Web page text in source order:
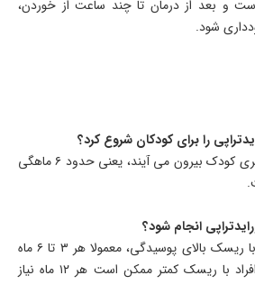
و بعد از درمان تا چند ساعت از خوردن،
شود.
را برای کودکان شروع کرد؟
از زمانی که دندان های شیری کودک بیرون می آیند، یعنی حدود ۶ ماهگی
انجام شود؟
برای کودکان و بزرگسالان با ریسک بالای پوسیدگی، معمولا هر ۳ تا ۶ ماه
یک بار توصیه می شود. افراد با ریسک کمتر ممکن است هر ۱۲ ماه نیاز